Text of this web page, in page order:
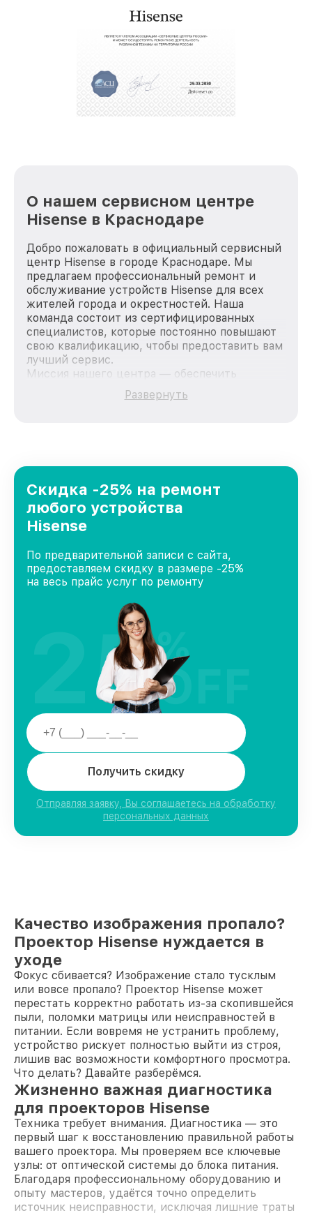
О нашем сервисном центре
Hisense в Краснодаре
Добро пожаловать в официальный сервисный
центр Hisense в городе Краснодаре. Мы
предлагаем профессиональный ремонт и
обслуживание устройств Hisense для всех
жителей города и окрестностей. Наша
команда состоит из сертифицированных
специалистов, которые постоянно повышают
свою квалификацию, чтобы предоставить вам
лучший сервис.
Миссия нашего центра — обеспечить
качественный и доступный ремонт для
каждого пользователя продукции Hisense,
Краснодаре, постоянно повышая уровень
доверия и лояльности наших клиентов.
Развернуть
Скидка -25% на ремонт
любого устройства
Hisense
По предварительной записи с сайта,
предоставляем скидку в размере -25%
на весь прайс услуг по ремонту
Получить скидку
Отправляя заявку, Вы соглашаетесь на обработку
персональных данных
25%
OFF
Качество изображения пропало?
Проектор Hisense нуждается в
уходе
Фокус сбивается? Изображение стало тусклым
или вовсе пропало? Проектор Hisense может
перестать корректно работать из-за скопившейся
пыли, поломки матрицы или неисправностей в
питании. Если вовремя не устранить проблему,
устройство рискует полностью выйти из строя,
лишив вас возможности комфортного просмотра.
Что делать? Давайте разберёмся.
Жизненно важная диагностика
для проекторов Hisense
Техника требует внимания. Диагностика — это
первый шаг к восстановлению правильной работы
вашего проектора. Мы проверяем все ключевые
узлы: от оптической системы до блока питания.
Благодаря профессиональному оборудованию и
опыту мастеров, удаётся точно определить
источник неисправности, исключая лишние траты